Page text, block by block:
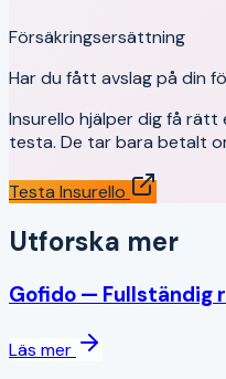
Försäkringsersättning
Har du fått avslag på din
Insurello hjälper dig få
testa. De tar bara betalt
Testa Insurello
Utforska mer
Gofido — Fullständig
Läs mer